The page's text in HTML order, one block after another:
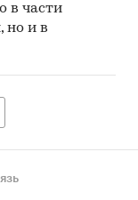
в части
но и в